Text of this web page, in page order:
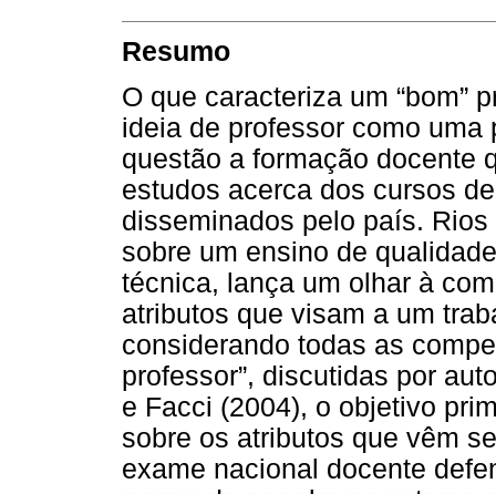
Resumo
O que caracteriza um “bom”
ideia de professor como
questão a formação docente
estudos acerca dos cursos
disseminados pelo país.
sobre um ensino de
técnica, lança um olhar à
atributos que visam a um
considerando todas as
professor”, discutidas por
e Facci (2004), o objetivo
sobre os atributos que vêm
exame nacional docente